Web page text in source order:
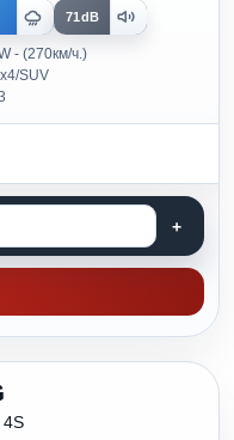
71dB
- (270км/ч.)
SUV
4S